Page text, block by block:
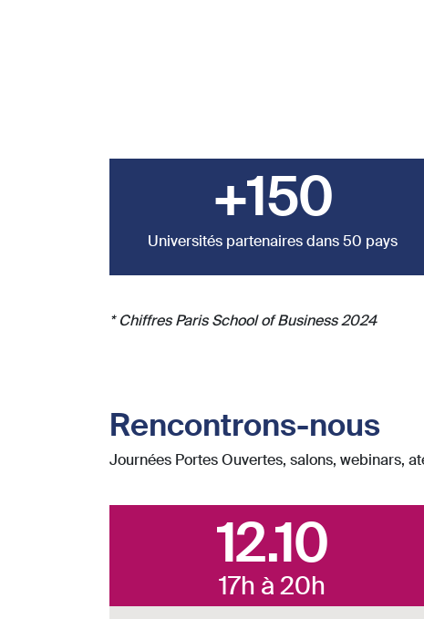
+150
Universités partenaires dans 50 pays
* Chiffres Paris School of Business 2024
Rencontrons-nous
Journées Portes Ouvertes, salons, webinars,
12.10
17h à 20h